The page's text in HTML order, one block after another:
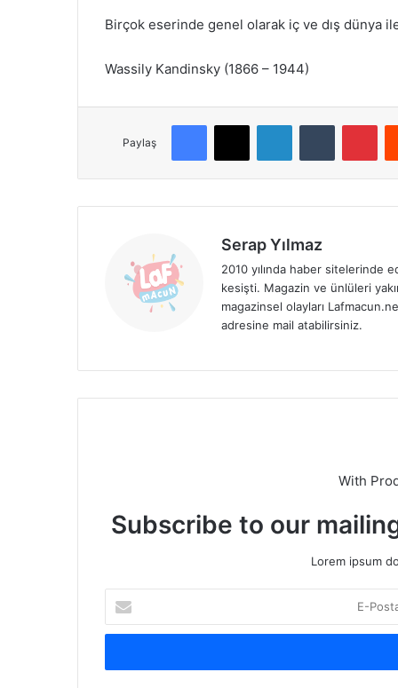
Birçok eserinde genel olarak iç ve dış dünya
Wassily Kandinsky (1866 – 1944)
Paylaş
Serap Yılmaz
2010 yılında haber sitelerinde
kesişti. Magazin ve ünlüleri
magazinsel olayları
adresine mail atabilirsiniz.
With
Subscribe to our
Lorem ipsum
P
s